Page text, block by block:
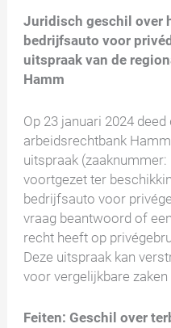
Juridisch geschil over
bedrijfsauto voor
uitspraak van de
Hamm
Op 23 januari 2024
arbeidsrechtbank
uitspraak
voortgezet ter
bedrijfsauto voor
vraag beantwoord of
recht heeft op
Deze uitspraak kan
voor vergelijkbare
Feiten: Geschil over